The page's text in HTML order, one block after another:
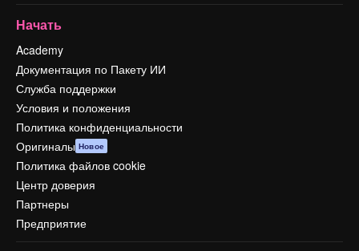
Начать
Academy
Документация по Пакету ИИ
Служба поддержки
Условия и положения
Политика конфиденциальности
Оригиналы Новое
Политика файлов cookie
Центр доверия
Партнеры
Предприятие